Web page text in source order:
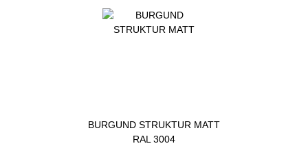
BURGUND STRUKTUR MATT
RAL 3004